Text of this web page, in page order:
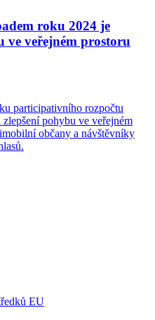
roku 2024 je
ve veřejném prostoru
participativního rozpočtu
pohybu ve veřejném
občany a návštěvníky
EU